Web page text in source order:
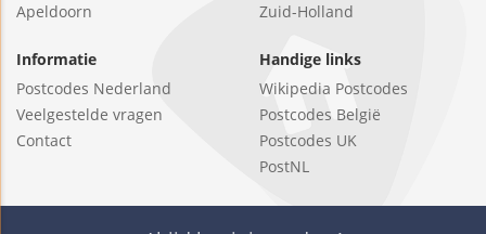
Apeldoorn
Zuid-Holland
Informatie
Postcodes Nederland
Veelgestelde vragen
Contact
Handige links
Wikipedia Postcodes
Postcodes België
Postcodes UK
PostNL